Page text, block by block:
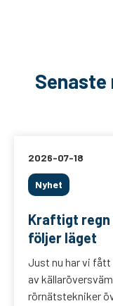
Senaste
2026-07-18
Nyhet
Kraftigt regn
följer läget
Just nu har vi
av
rörnätstekniker